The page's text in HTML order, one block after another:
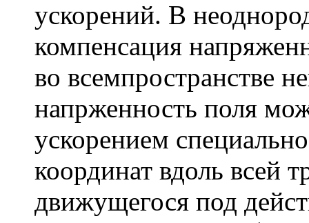
ускорений. В
компенсация
во всемпространстве
напрженность поля
ускорением
координат вдоль всей
движущегося под